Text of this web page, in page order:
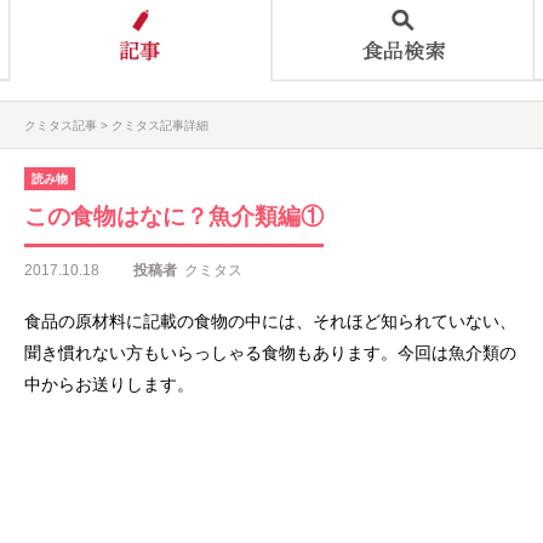
クミタス記事 クミタス記事詳細
読み物
この食物はなに？魚介類編①
2017.10.18 投稿者 クミタス
食品の原材料に記載の食物の中には、それほど知られていない、
聞き慣れない方もいらっしゃる食物もあります。今回は魚介類の
中からお送りします。